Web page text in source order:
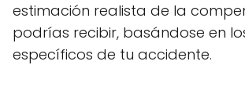
estimación realista de la
podrías recibir, basándose en
específicos de tu accidente.